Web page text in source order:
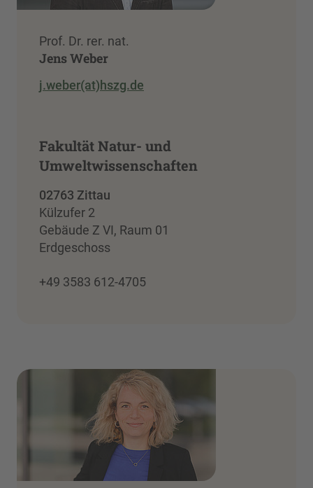
Prof. Dr. rer. nat.
Jens Weber
j.weber(at)hszg.de
Fakultät Natur- und
Umweltwissenschaften
02763 Zittau
Külzufer 2
Gebäude Z VI, Raum 01
Erdgeschoss
+49 3583 612-4705